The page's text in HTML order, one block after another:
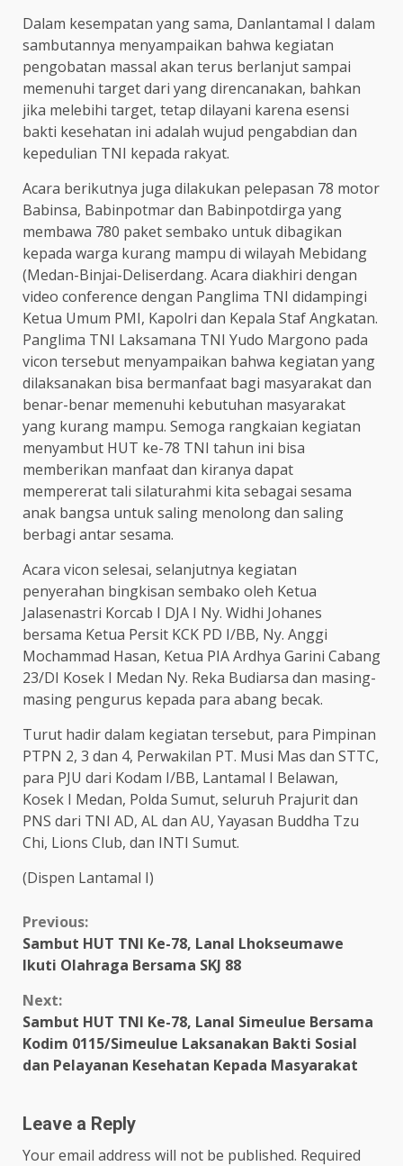
Dalam kesempatan yang sama, Danlantamal I dalam
sambutannya menyampaikan bahwa kegiatan
pengobatan massal akan terus berlanjut sampai
memenuhi target dari yang direncanakan, bahkan
jika melebihi target, tetap dilayani karena esensi
bakti kesehatan ini adalah wujud pengabdian dan
kepedulian TNI kepada rakyat.
Acara berikutnya juga dilakukan pelepasan 78 motor
Babinsa, Babinpotmar dan Babinpotdirga yang
membawa 780 paket sembako untuk dibagikan
kepada warga kurang mampu di wilayah Mebidang
(Medan-Binjai-Deliserdang. Acara diakhiri dengan
video conference dengan Panglima TNI didampingi
Ketua Umum PMI, Kapolri dan Kepala Staf Angkatan.
Panglima TNI Laksamana TNI Yudo Margono pada
vicon tersebut menyampaikan bahwa kegiatan yang
dilaksanakan bisa bermanfaat bagi masyarakat dan
benar-benar memenuhi kebutuhan masyarakat
yang kurang mampu. Semoga rangkaian kegiatan
menyambut HUT ke-78 TNI tahun ini bisa
memberikan manfaat dan kiranya dapat
mempererat tali silaturahmi kita sebagai sesama
anak bangsa untuk saling menolong dan saling
berbagi antar sesama.
Acara vicon selesai, selanjutnya kegiatan
penyerahan bingkisan sembako oleh Ketua
Jalasenastri Korcab I DJA I Ny. Widhi Johanes
bersama Ketua Persit KCK PD I/BB, Ny. Anggi
Mochammad Hasan, Ketua PIA Ardhya Garini Cabang
23/DI Kosek I Medan Ny. Reka Budiarsa dan masing-
masing pengurus kepada para abang becak.
Turut hadir dalam kegiatan tersebut, para Pimpinan
PTPN 2, 3 dan 4, Perwakilan PT. Musi Mas dan STTC,
para PJU dari Kodam I/BB, Lantamal I Belawan,
Kosek I Medan, Polda Sumut, seluruh Prajurit dan
PNS dari TNI AD, AL dan AU, Yayasan Buddha Tzu
Chi, Lions Club, dan INTI Sumut.
(Dispen Lantamal I)
Continue
Reading
Previous:
Sambut HUT TNI Ke-78, Lanal Lhokseumawe
Ikuti Olahraga Bersama SKJ 88
Next:
Sambut HUT TNI Ke-78, Lanal Simeulue Bersama
Kodim 0115/Simeulue Laksanakan Bakti Sosial
dan Pelayanan Kesehatan Kepada Masyarakat
Leave a Reply
Your email address will not be published. Required